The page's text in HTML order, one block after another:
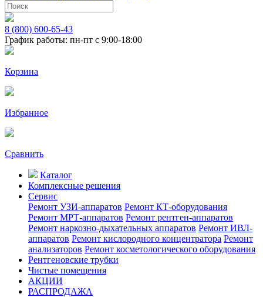
8 (800) 600-65-43
График работы: пн-пт с 9:00-18:00
Корзина
Избранное
Сравнить
Каталог
Комплексные решения
Сервис
Ремонт УЗИ-аппаратов Ремонт КТ-оборудования
Ремонт МРТ-аппаратов Ремонт рентген-аппаратов
Ремонт наркозно-дыхательных аппаратов Ремонт ИВЛ-
аппаратов Ремонт кислородного концентратора Ремонт
анализаторов Ремонт косметологического оборудования
Рентгеновские трубки
Чистые помещения
АКЦИИ
РАСПРОДАЖА